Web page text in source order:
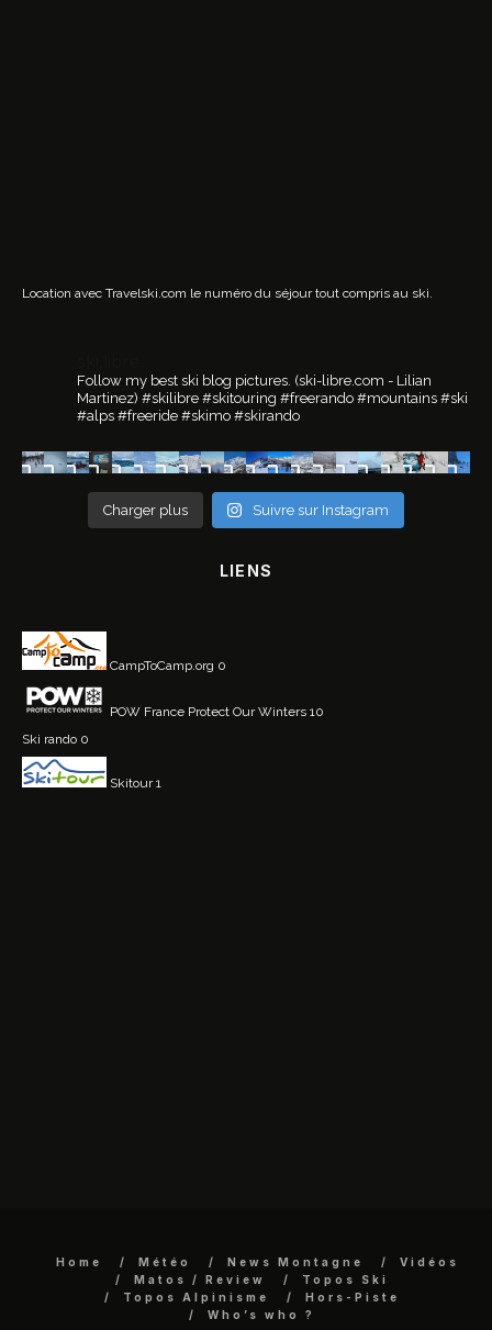
Location avec Travelski.com le numéro du séjour tout compris au ski.
Follow my best ski blog pictures. (ski-libre.com - Lilian
Martinez) #skilibre #skitouring #freerando #mountains #ski
#alps #freeride #skimo #skirando
Charger plus Suivre sur Instagram
LIENS
CampToCamp.org 0
POW France Protect Our Winters 10
Ski rando 0
Skitour1
Home Météo News Montagne
Vidéos
Matos / Review
Topos Ski
Topos Alpinisme
Hors-Piste
Who’s who ?